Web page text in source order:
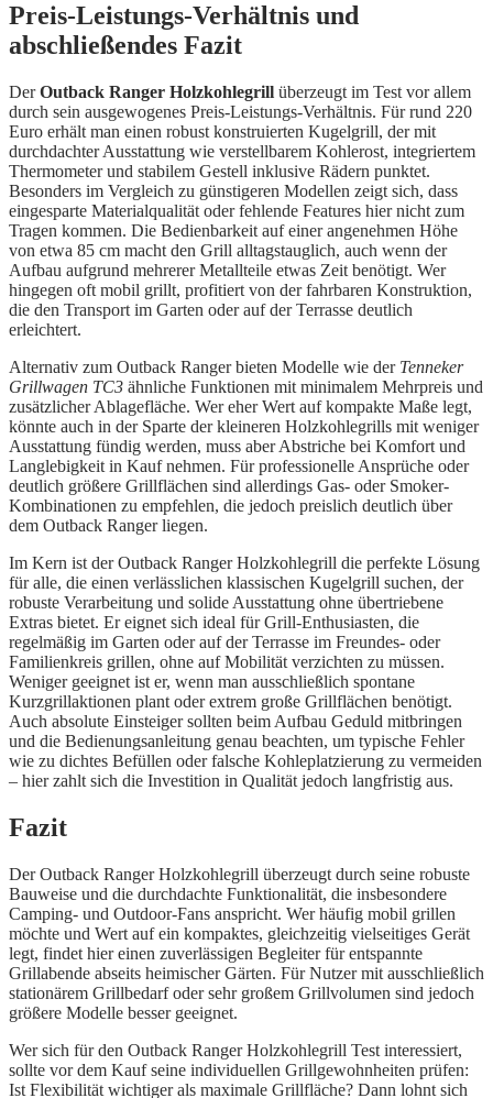
Preis-Leistungs-Verhältnis und
abschließendes Fazit
DerOutback Ranger Holzkohlegrill überzeugt im Test vor allem
durch sein ausgewogenes Preis-Leistungs-Verhältnis. Für rund 220
Euro erhält man einen robust konstruierten Kugelgrill, der mit
durchdachter Ausstattung wie verstellbarem Kohlerost, integriertem
Thermometer und stabilem Gestell inklusive Rädern punktet.
Besonders im Vergleich zu günstigeren Modellen zeigt sich, dass
eingesparte Materialqualität oder fehlende Features hier nicht zum
Tragen kommen. Die Bedienbarkeit auf einer angenehmen Höhe
von etwa 85 cm macht den Grill alltagstauglich, auch wenn der
Aufbau aufgrund mehrerer Metallteile etwas Zeit benötigt. Wer
hingegen oft mobil grillt, profitiert von der fahrbaren Konstruktion,
die den Transport im Garten oder auf der Terrasse deutlich
erleichtert.
Alternativ zum Outback Ranger bieten Modelle wie der Tenneker
Grillwagen TC3 ähnliche Funktionen mit minimalem Mehrpreis und
zusätzlicher Ablagefläche. Wer eher Wert auf kompakte Maße legt,
könnte auch in der Sparte der kleineren Holzkohlegrills mit weniger
Ausstattung fündig werden, muss aber Abstriche bei Komfort und
Langlebigkeit in Kauf nehmen. Für professionelle Ansprüche oder
deutlich größere Grillflächen sind allerdings Gas- oder Smoker-
Kombinationen zu empfehlen, die jedoch preislich deutlich über
dem Outback Ranger liegen.
Im Kern ist der Outback Ranger Holzkohlegrill die perfekte Lösung
für alle, die einen verlässlichen klassischen Kugelgrill suchen, der
robuste Verarbeitung und solide Ausstattung ohne übertriebene
Extras bietet. Er eignet sich ideal für Grill-Enthusiasten, die
regelmäßig im Garten oder auf der Terrasse im Freundes- oder
Familienkreis grillen, ohne auf Mobilität verzichten zu müssen.
Weniger geeignet ist er, wenn man ausschließlich spontane
Kurzgrillaktionen plant oder extrem große Grillflächen benötigt.
Auch absolute Einsteiger sollten beim Aufbau Geduld mitbringen
und die Bedienungsanleitung genau beachten, um typische Fehler
wie zu dichtes Befüllen oder falsche Kohleplatzierung zu vermeiden
– hier zahlt sich die Investition in Qualität jedoch langfristig aus.
Fazit
Der Outback Ranger Holzkohlegrill überzeugt durch seine robuste
Bauweise und die durchdachte Funktionalität, die insbesondere
Camping- und Outdoor-Fans anspricht. Wer häufig mobil grillen
möchte und Wert auf ein kompaktes, gleichzeitig vielseitiges Gerät
legt, findet hier einen zuverlässigen Begleiter für entspannte
Grillabende abseits heimischer Gärten. Für Nutzer mit ausschließlich
stationärem Grillbedarf oder sehr großem Grillvolumen sind jedoch
größere Modelle besser geeignet.
Wer sich für den Outback Ranger Holzkohlegrill Test interessiert,
sollte vor dem Kauf seine individuellen Grillgewohnheiten prüfen:
Ist Flexibilität wichtiger als maximale Grillfläche? Dann lohnt sich